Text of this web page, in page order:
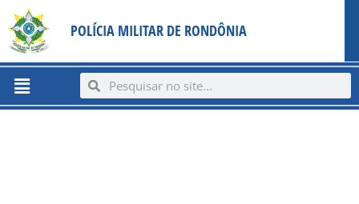
content
para
conteúdo
POLÍCIA MILITAR DE RONDÔNIA
Menu SearchSearch